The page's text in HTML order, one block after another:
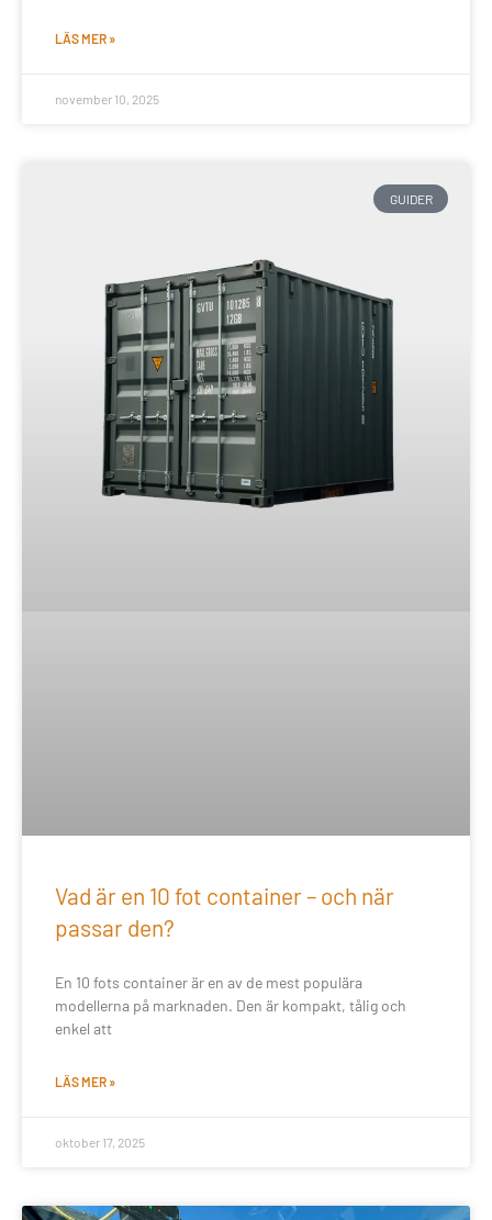
LÄS MER »
november 10, 2025
GUIDER
Vad är en 10 fot container – och när
passar den?
En 10 fots container är en av de mest populära
modellerna på marknaden. Den är kompakt, tålig och
enkel att
LÄS MER »
oktober 17, 2025